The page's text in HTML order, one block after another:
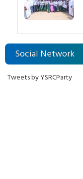
Social Network
Tweets by YSRCParty